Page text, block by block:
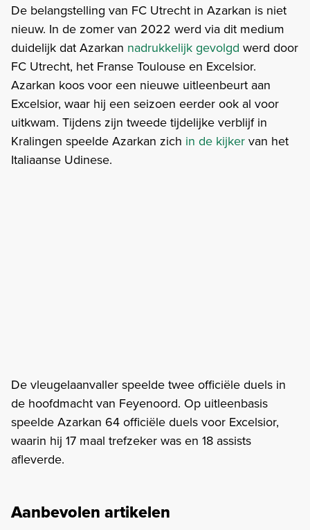
De belangstelling van FC Utrecht in Azarkan is niet
nieuw. In de zomer van 2022 werd via dit medium
duidelijk dat Azarkan nadrukkelijk gevolgd werd door
FC Utrecht, het Franse Toulouse en Excelsior.
Azarkan koos voor een nieuwe uitleenbeurt aan
Excelsior, waar hij een seizoen eerder ook al voor
uitkwam. Tijdens zijn tweede tijdelijke verblijf in
Kralingen speelde Azarkan zich in de kijkervan het
Italiaanse Udinese.
De vleugelaanvaller speelde twee officiële duels in
de hoofdmacht van Feyenoord. Op uitleenbasis
speelde Azarkan 64 officiële duels voor Excelsior,
waarin hij 17 maal trefzeker was en 18 assists
afleverde.
Aanbevolen artikelen